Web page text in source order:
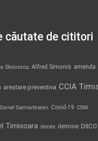
căutate de cititori
Stoicescu Alfred Simonis amenda
arestare preventiva CCIA
Cornel Samartinean Covid-19 CSM
Timisoara deces demisie